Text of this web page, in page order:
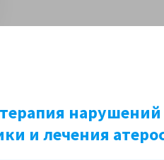
и лечения